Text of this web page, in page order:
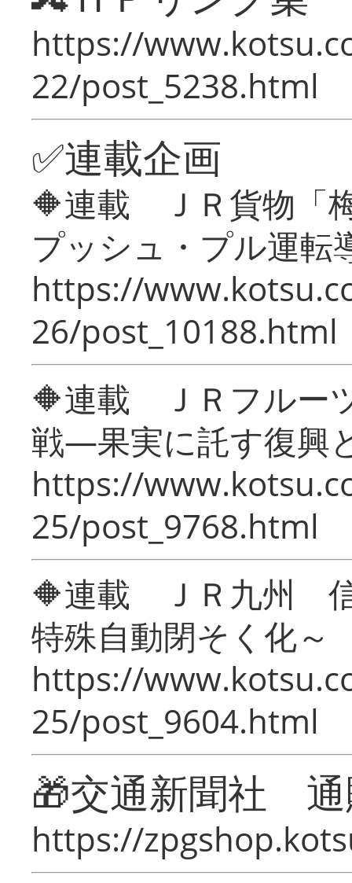
https://
22/post_5238.html
✅連載企画
🔶連載 ＪＲ貨物「
プッシュ・プル運転
https://
26/post_10188.html
🔶連載 ＪＲフルー
戦―果実に託す復興
https://
25/post_9768.html
🔶連載 ＪＲ九州 信
特殊自動閉そく化～
https://
25/post_9604.html
🎁交通新聞社
https://